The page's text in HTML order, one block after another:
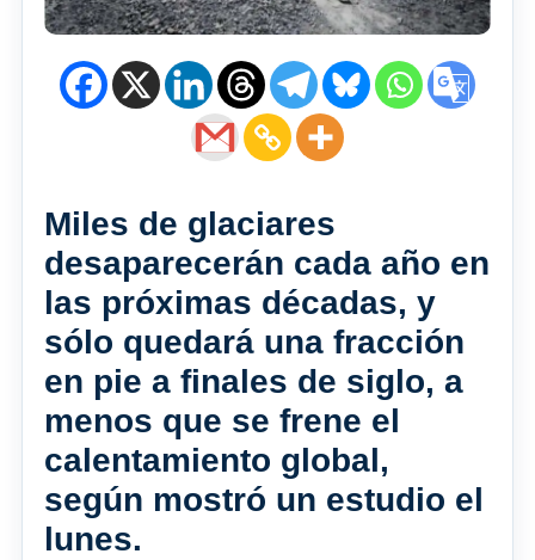
Miles de glaciares
desaparecerán cada año en
las próximas décadas, y
sólo quedará una fracción
en pie a finales de siglo, a
menos que se frene el
calentamiento global,
según mostró un estudio el
lunes.